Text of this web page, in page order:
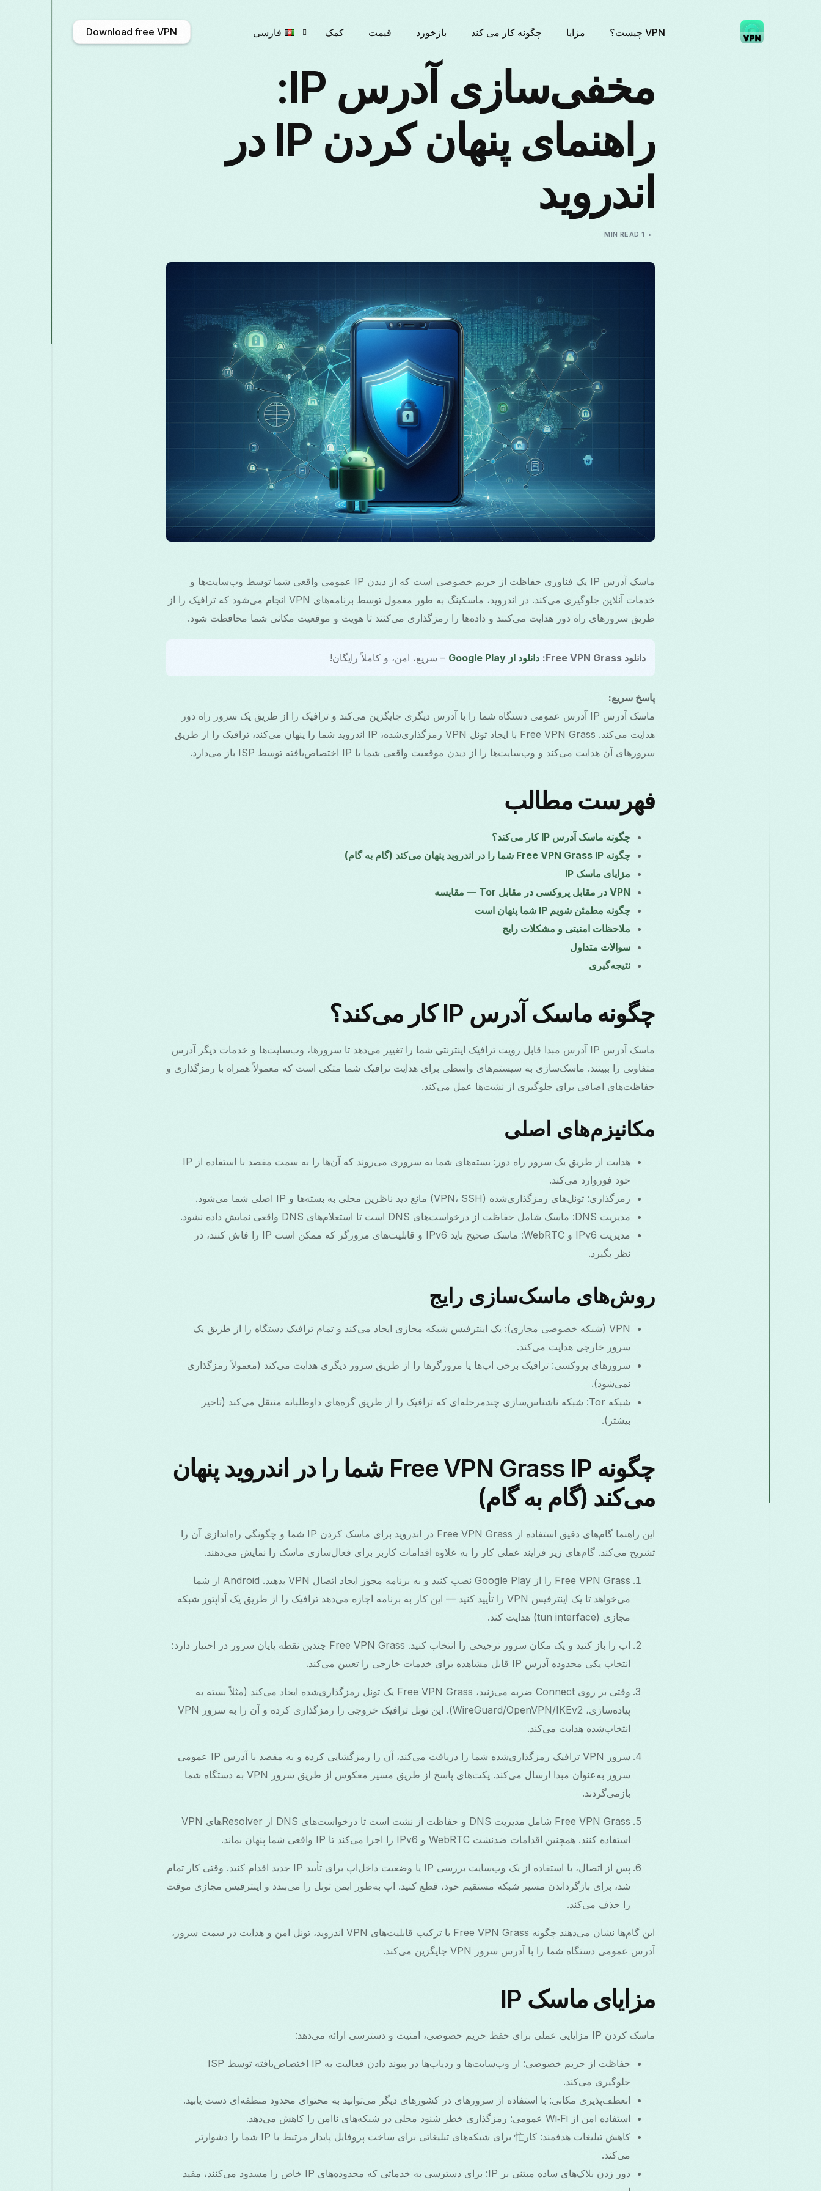
VPN چیست؟ مزایا چگونه کار می کند بازخورد قیمت کمک فارسی
Български
Română
Русский
తెలుగు
Download free VPN
مخفی‌سازی آدرس IP:
راهنمای پنهان کردن IP در
اندروید
1 MIN READ
ماسک آدرس IP یک فناوری حفاظت از حریم خصوصی است که از دیدن IP عمومی واقعی شما توسط وب‌سایت‌ها و
خدمات آنلاین جلوگیری می‌کند. در اندروید، ماسکینگ به طور معمول توسط برنامه‌های VPN انجام می‌شود که ترافیک را از
طریق سرورهای راه دور هدایت می‌کنند و داده‌ها را رمزگذاری می‌کنند تا هویت و موقعیت مکانی شما محافظت شود.
دانلود Free VPN Grass: دانلود از Google Play – سریع، امن، و کاملاً رایگان!
پاسخ سریع:
ماسک آدرس IP آدرس عمومی دستگاه شما را با آدرس دیگری جایگزین می‌کند و ترافیک را از طریق یک سرور راه دور
هدایت می‌کند. Free VPN Grass با ایجاد تونل VPN رمزگذاری‌شده، IP اندروید شما را پنهان می‌کند، ترافیک را از طریق
سرورهای آن هدایت می‌کند و وب‌سایت‌ها را از دیدن موقعیت واقعی شما یا IP اختصاص‌یافته توسط ISP باز می‌دارد.
فهرست مطالب
چگونه ماسک آدرس IP کار می‌کند؟
چگونه Free VPN Grass IP شما را در اندروید پنهان می‌کند (گام به گام)
مزایای ماسک IP
VPN در مقابل پروکسی در مقابل Tor — مقایسه
چگونه مطمئن شویم IP شما پنهان است
ملاحظات امنیتی و مشکلات رایج
سوالات متداول
نتیجه‌گیری
چگونه ماسک آدرس IP کار می‌کند؟
ماسک آدرس IP آدرس مبدا قابل رویت ترافیک اینترنتی شما را تغییر می‌دهد تا سرورها، وب‌سایت‌ها و خدمات دیگر آدرس
متفاوتی را ببینند. ماسک‌سازی به سیستم‌های واسطی برای هدایت ترافیک شما متکی است که معمولاً همراه با رمزگذاری و
حفاظت‌های اضافی برای جلوگیری از نشت‌ها عمل می‌کند.
مکانیزم‌های اصلی
هدایت از طریق یک سرور راه دور: بسته‌های شما به سروری می‌روند که آن‌ها را به سمت مقصد با استفاده از IP
خود فوروارد می‌کند.
رمزگذاری: تونل‌های رمزگذاری‌شده (VPN، SSH) مانع دید ناظرین محلی به بسته‌ها و IP اصلی شما می‌شود.
مدیریت DNS: ماسک شامل حفاظت از درخواست‌های DNS است تا استعلام‌های DNS واقعی نمایش داده نشود.
مدیریت IPv6 و WebRTC: ماسک صحیح باید IPv6 و قابلیت‌های مرورگر که ممکن است IP را فاش کنند، در
نظر بگیرد.
روش‌های ماسک‌سازی رایج
VPN (شبکه خصوصی مجازی): یک اینترفیس شبکه مجازی ایجاد می‌کند و تمام ترافیک دستگاه را از طریق یک
سرور خارجی هدایت می‌کند.
سرورهای پروکسی: ترافیک برخی اپ‌ها یا مرورگرها را از طریق سرور دیگری هدایت می‌کند (معمولاً رمزگذاری
نمی‌شود).
شبکه Tor: شبکه ناشناس‌سازی چندمرحله‌ای که ترافیک را از طریق گره‌های داوطلبانه منتقل می‌کند (تاخیر
بیشتر).
چگونه Free VPN Grass IP شما را در اندروید پنهان
می‌کند (گام به گام)
این راهنما گام‌های دقیق استفاده از Free VPN Grass در اندروید برای ماسک کردن IP شما و چگونگی راه‌اندازی آن را
تشریح می‌کند. گام‌های زیر فرایند عملی کار را به علاوه اقدامات کاربر برای فعال‌سازی ماسک را نمایش می‌دهند.
Free VPN Grass را از Google Play نصب کنید و به برنامه مجوز ایجاد اتصال VPN بدهید. Android از شما
می‌خواهد تا یک اینترفیس VPN را تأیید کنید — این کار به برنامه اجازه می‌دهد ترافیک را از طریق یک آداپتور شبکه
مجازی (tun interface) هدایت کند.
اپ را باز کنید و یک مکان سرور ترجیحی را انتخاب کنید. Free VPN Grass چندین نقطه پایان سرور در اختیار دارد؛
انتخاب یکی محدوده آدرس IP قابل مشاهده برای خدمات خارجی را تعیین می‌کند.
وقتی بر روی Connect ضربه می‌زنید، Free VPN Grass یک تونل رمزگذاری‌شده ایجاد می‌کند (مثلاً بسته به
پیاده‌سازی، WireGuard/OpenVPN/IKEv2). این تونل ترافیک خروجی را رمزگذاری کرده و آن را به سرور VPN
انتخاب‌شده هدایت می‌کند.
سرور VPN ترافیک رمزگذاری‌شده شما را دریافت می‌کند، آن را رمزگشایی کرده و به مقصد با آدرس IP عمومی
سرور به‌عنوان مبدا ارسال می‌کند. پکت‌های پاسخ از طریق مسیر معکوس از طریق سرور VPN به دستگاه شما
بازمی‌گردند.
Free VPN Grass شامل مدیریت DNS و حفاظت از نشت است تا درخواست‌های DNS از Resolverهای VPN
استفاده کنند. همچنین اقدامات ضدنشت WebRTC و IPv6 را اجرا می‌کند تا IP واقعی شما پنهان بماند.
پس از اتصال، با استفاده از یک وب‌سایت بررسی IP یا وضعیت داخل‌اپ برای تأیید IP جدید اقدام کنید. وقتی کار تمام
شد، برای بازگرداندن مسیر شبکه مستقیم خود، قطع کنید. اپ به‌طور ایمن تونل را می‌بندد و اینترفیس مجازی موقت
را حذف می‌کند.
این گام‌ها نشان می‌دهند چگونه Free VPN Grass با ترکیب قابلیت‌های VPN اندروید، تونل امن و هدایت در سمت سرور،
آدرس عمومی دستگاه شما را با آدرس سرور VPN جایگزین می‌کند.
مزایای ماسک IP
ماسک کردن IP مزایایی عملی برای حفظ حریم خصوصی، امنیت و دسترسی ارائه می‌دهد:
حفاظت از حریم خصوصی: از وب‌سایت‌ها و ردیاب‌ها در پیوند دادن فعالیت به IP اختصاص‌یافته توسط ISP
جلوگیری می‌کند.
انعطف‌پذیری مکانی: با استفاده از سرورهای در کشورهای دیگر می‌توانید به محتوای محدود منطقه‌ای دست یابید.
استفاده امن از Wi‑Fi عمومی: رمزگذاری خطر شنود محلی در شبکه‌های ناامن را کاهش می‌دهد.
کاهش تبلیغات هدفمند: کار忙 برای شبکه‌های تبلیغاتی برای ساخت پروفایل پایدار مرتبط با IP شما را دشوارتر
می‌کند.
دور زدن بلاک‌های ساده مبتنی بر IP: برای دسترسی به خدماتی که محدوده‌های IP خاص را مسدود می‌کنند، مفید